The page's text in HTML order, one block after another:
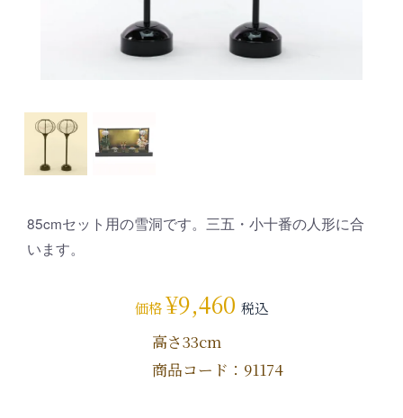
85cmセット用の雪洞です。三五・小十番の人形に合
います。
価格¥9,460 税込
高さ33cm
商品コード：91174